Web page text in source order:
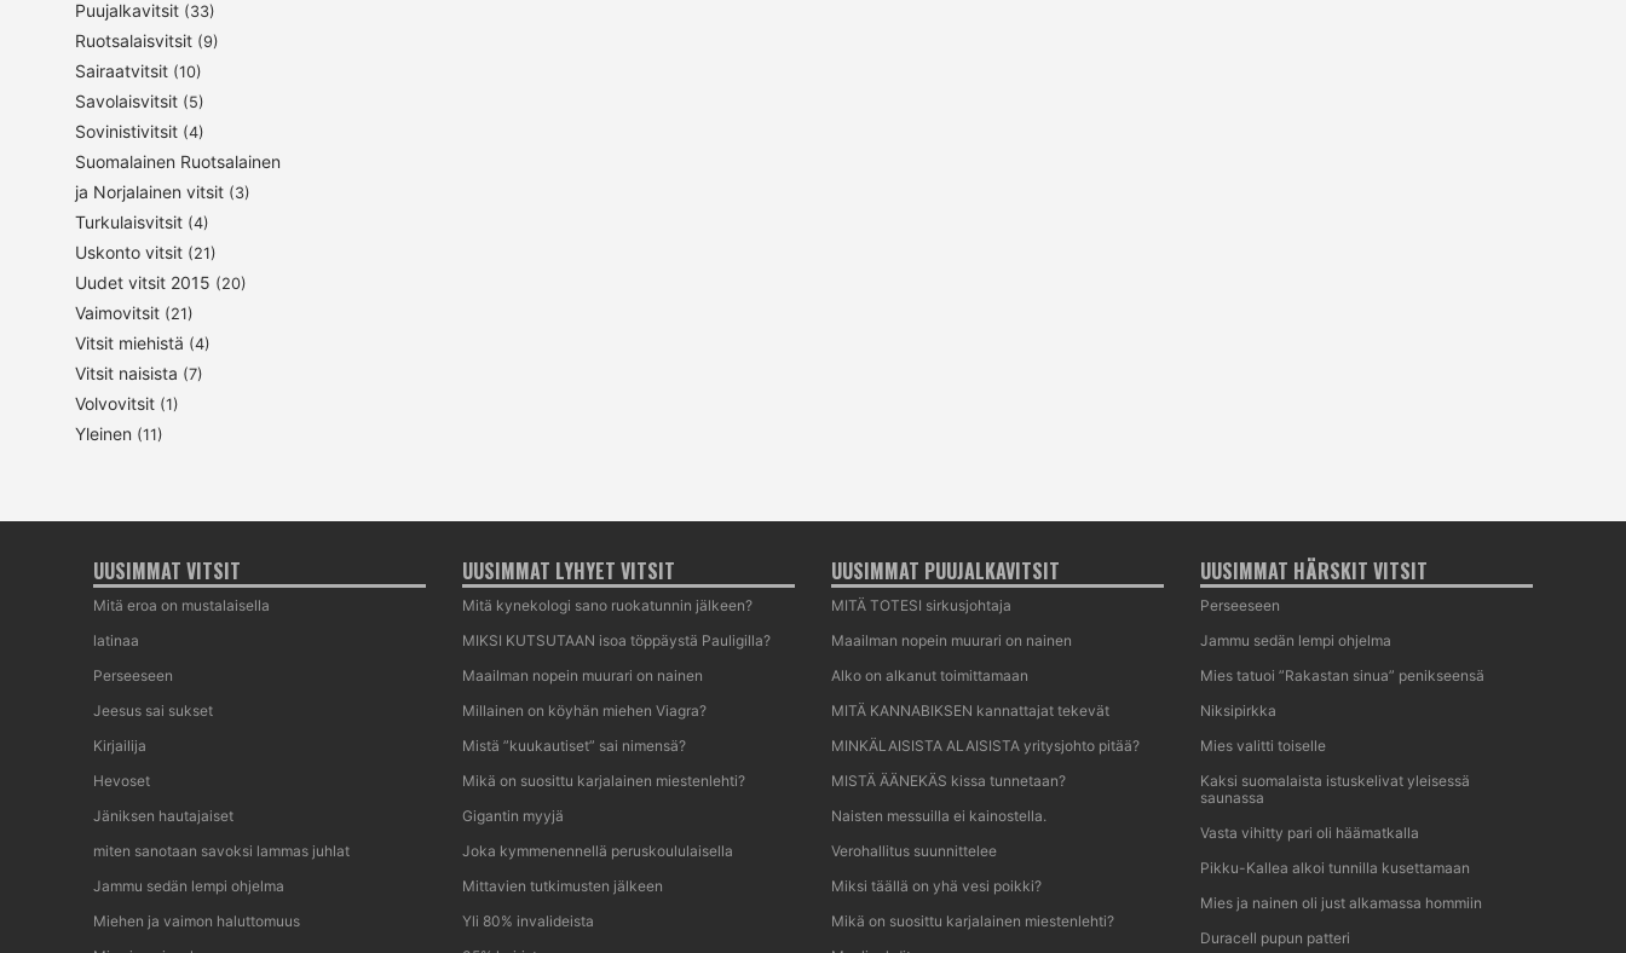
Puujalkavitsit (33)
Ruotsalaisvitsit (9)
Sairaatvitsit (10)
Savolaisvitsit (5)
Sovinistivitsit (4)
Suomalainen Ruotsalainen
ja Norjalainen vitsit (3)
Turkulaisvitsit (4)
Uskonto vitsit (21)
Uudet vitsit 2015 (20)
Vaimovitsit (21)
Vitsit miehistä (4)
Vitsit naisista (7)
Volvovitsit (1)
Yleinen (11)
UUSIMMAT VITSIT
Mitä eroa on mustalaisella
latinaa
Perseeseen
Jeesus sai sukset
Kirjailija
Hevoset
Jäniksen hautajaiset
miten sanotaan savoksi lammas juhlat
Jammu sedän lempi ohjelma
Miehen ja vaimon haluttomuus
UUSIMMAT LYHYET VITSIT
Mitä kynekologi sano ruokatunnin jälkeen?
MIKSI KUTSUTAAN isoa töppäystä Pauligilla?
Maailman nopein muurari on nainen
Millainen on köyhän miehen Viagra?
Mistä ”kuukautiset” sai nimensä?
Mikä on suosittu karjalainen miestenlehti?
Gigantin myyjä
Joka kymmenennellä peruskoululaisella
Mittavien tutkimusten jälkeen
Yli 80% invalideista
UUSIMMAT PUUJALKAVITSIT
MITÄ TOTESI sirkusjohtaja
Maailman nopein muurari on nainen
Alko on alkanut toimittamaan
MITÄ KANNABIKSEN kannattajat tekevät
MINKÄLAISISTA ALAISISTA yritysjohto pitää?
MISTÄ ÄÄNEKÄS kissa tunnetaan?
Naisten messuilla ei kainostella.
Verohallitus suunnittelee
Miksi täällä on yhä vesi poikki?
Mikä on suosittu karjalainen miestenlehti?
UUSIMMAT HÄRSKIT VITSIT
Perseeseen
Jammu sedän lempi ohjelma
Mies tatuoi ”Rakastan sinua” penikseensä
Niksipirkka
Mies valitti toiselle
Kaksi suomalaista istuskelivat yleisessä
saunassa
Vasta vihitty pari oli häämatkalla
Pikku-Kallea alkoi tunnilla kusettamaan
Mies ja nainen oli just alkamassa hommiin
Duracell pupun patteri